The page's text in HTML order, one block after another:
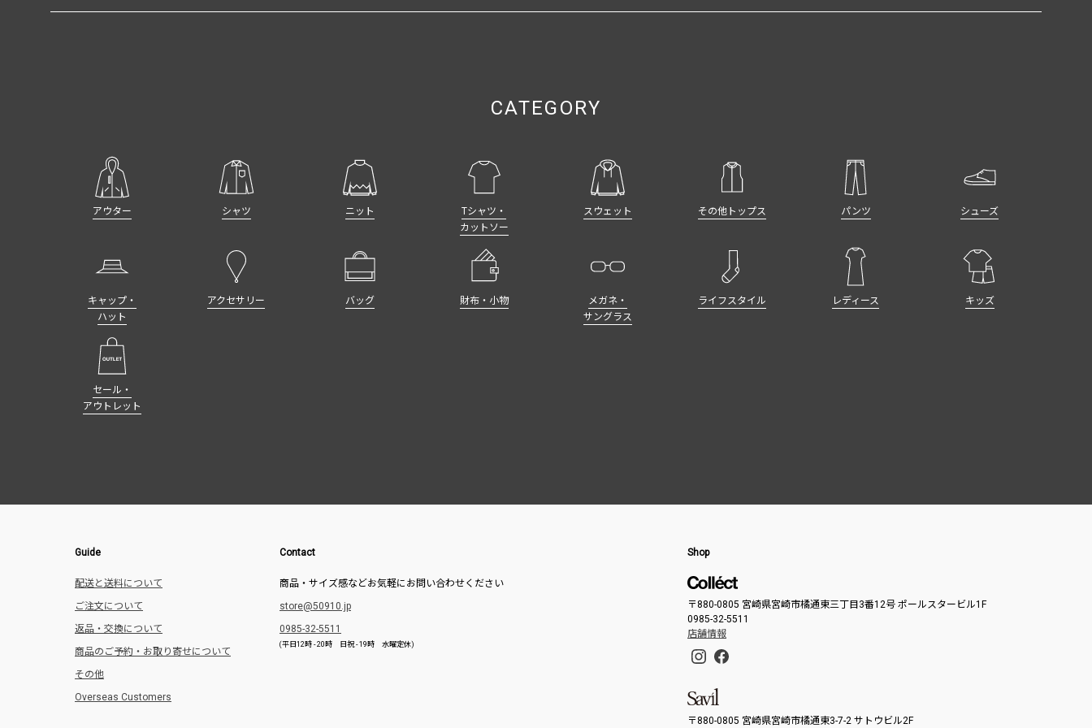
CATEGORY
アウター シャツ ニット
Tシャツ・
カットソー
スウェット その他トップス パンツ シューズ
キャップ・
ハット
アクセサリー バッグ 財布・小物
メガネ・
サングラス
ライフスタイル レディース キッズ
セール・
アウトレット
Guide
配送と送料について
ご注文について
返品・交換について
商品のご予約・お取り寄せについて
その他
Overseas Customers
Contact
商品・サイズ感などお気軽にお問い合わせください
store@50910.jp
0985-32-5511
(平日12時 - 20時 日祝 - 19時 水曜定休)
Shop
〒880-0805 宮崎県宮崎市橘通東三丁目3番12号 ポールスタービル1F
0985-32-5511
店舗情報
〒880-0805 宮崎県宮崎市橘通東3-7-2 サトウビル2F